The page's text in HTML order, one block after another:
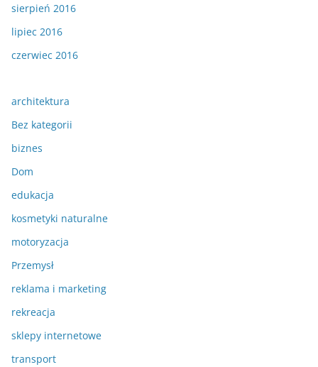
sierpień 2016
lipiec 2016
czerwiec 2016
architektura
Bez kategorii
biznes
Dom
edukacja
kosmetyki naturalne
motoryzacja
Przemysł
reklama i marketing
rekreacja
sklepy internetowe
transport